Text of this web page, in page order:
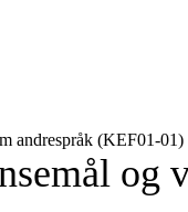
andrespråk (KEF01‑01)
og